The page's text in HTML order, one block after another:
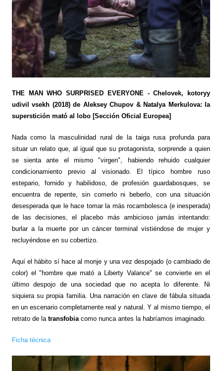
THE MAN WHO SURPRISED EVERYONE - Chelovek, kotoryy
udivil vsekh (2018) de Aleksey Chupov & Natalya Merkulova: la
superstición mató al lobo [Sección Oficial Europea]
Nada como la masculinidad rural de la taiga rusa profunda para
situar un relato que, al igual que su protagonista, sorprende a quien
se sienta ante el mismo "virgen", habiendo rehuido cualquier
condicionamiento previo al visionado. El típico hombre ruso
estepario, fornido y habilidoso, de profesión guardabosques, se
encuentra de repente, sin comerlo ni beberlo, con una situación
desesperada que le hace tomar la más rocambolesca (e inesperada)
de las decisiones, el placebo más ambicioso jamás intentando:
burlar a la muerte por un cáncer terminal vistiéndose de mujer y
recluyéndose en su cobertizo.
Aquí el hábito sí hace al monje y una vez despojado (o cambiado de
color) el "hombre que mató a Liberty Valance" se convierte en el
último despojo de una sociedad que no acepta lo diferente. Ni
siquiera su propia familia. Una narración en clave de fábula situada
en un escenario completamente real y natural. Y al mismo tiempo, el
retrato de la transfobiacomo nunca antes la habríamos imaginado.
Ficha técnica